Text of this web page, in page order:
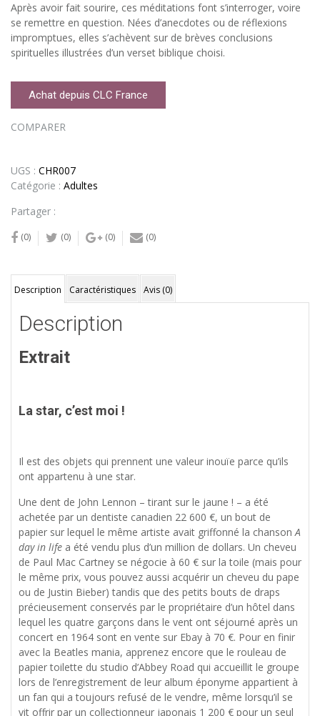
Après avoir fait sourire, ces méditations font s’interroger, voire
se remettre en question. Nées d’anecdotes ou de réflexions
impromptues, elles s’achèvent sur de brèves conclusions
spirituelles illustrées d’un verset biblique choisi.
Achat depuis CLC France
COMPARER
UGS : CHR007
Catégorie : Adultes
Partager :
(0) (0) (0) (0)
Description Caractéristiques Avis (0)
Description
Extrait
La star, c’est moi !
Il est des objets qui prennent une valeur inouïe parce qu’ils
ont appartenu à une star.
Une dent de John Lennon – tirant sur le jaune ! – a été
achetée par un dentiste canadien 22 600 €, un bout de
papier sur lequel le même artiste avait griffonné la chansonA
day in life a été vendu plus d’un million de dollars. Un cheveu
de Paul Mac Cartney se négocie à 60 € sur la toile (mais pour
le même prix, vous pouvez aussi acquérir un cheveu du pape
ou de Justin Bieber) tandis que des petits bouts de draps
précieusement conservés par le propriétaire d’un hôtel dans
lequel les quatre garçons dans le vent ont séjourné après un
concert en 1964 sont en vente sur Ebay à 70 €. Pour en finir
avec la Beatles mania, apprenez encore que le rouleau de
papier toilette du studio d’Abbey Road qui accueillit le groupe
lors de l’enregistrement de leur album éponyme appartient à
un fan qui a toujours refusé de le vendre, même lorsqu’il se
vit offrir par un collectionneur japonais 1 200 € pour un seul